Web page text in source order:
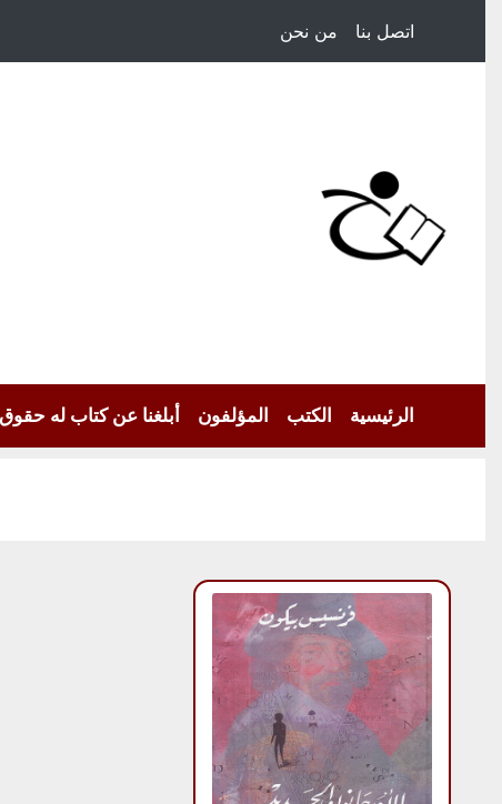
اتصل بنا من نحن
الرئيسية الكتب المؤلفون أبلغنا عن كتاب له